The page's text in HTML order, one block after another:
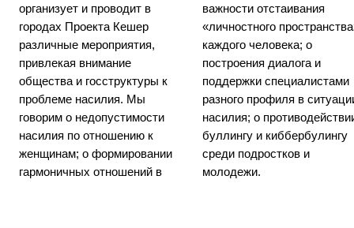
организует и проводит в
городах Проекта Кешер
различные мероприятия,
привлекая внимание
общества и госструктуры к
проблеме насилия. Мы
говорим о недопустимости
насилия по отношению к
женщинам; о формировании
гармоничных отношений в
важности отстаивания
«личностного пространства»
каждого человека; о
построения диалога и
поддержки специалистами
разного профиля в ситуации
насилия; о противодействии
буллингу и киббербулингу
среди подростков и
молодежи.